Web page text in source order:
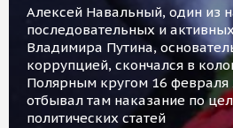
Алексей Навальный, один из
последовательных и
Владимира Путина,
коррупцией, скончался в
Полярным кругом 16 февраля
отбывал там наказание по
политических статей